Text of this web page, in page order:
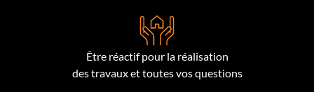
Être réactif pour la réalisation
des travaux et toutes vos questions